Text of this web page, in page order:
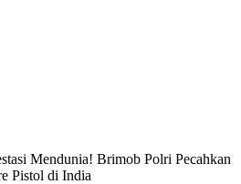
Mendunia! Brimob Polri Pecahkan
Pistol di India